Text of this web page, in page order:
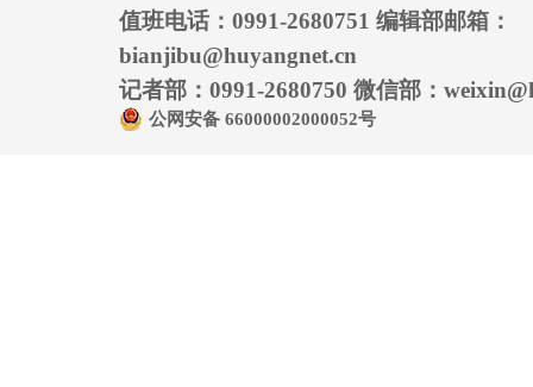
值班电话：0991-2680751 编辑部邮箱：
bianjibu@huyangnet.cn
记者部：0991-2680750 微信部：
公网安备 66000002000052号